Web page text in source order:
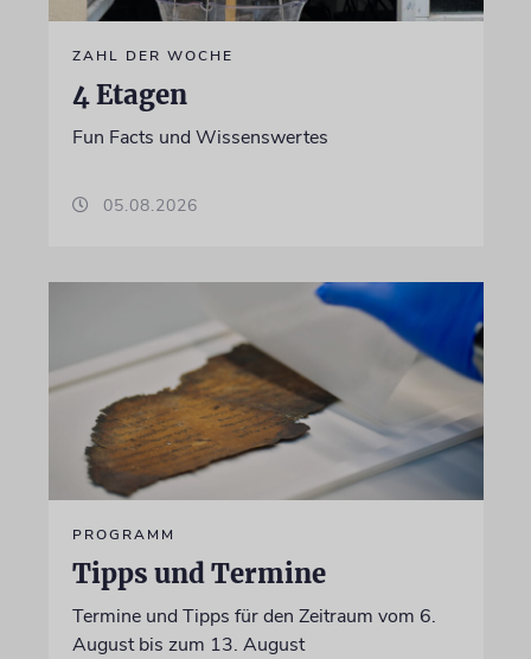
ZAHL DER WOCHE
4 Etagen
Fun Facts und Wissenswertes
05.08.2026
PROGRAMM
Tipps und Termine
Termine und Tipps für den Zeitraum vom 6.
August bis zum 13. August